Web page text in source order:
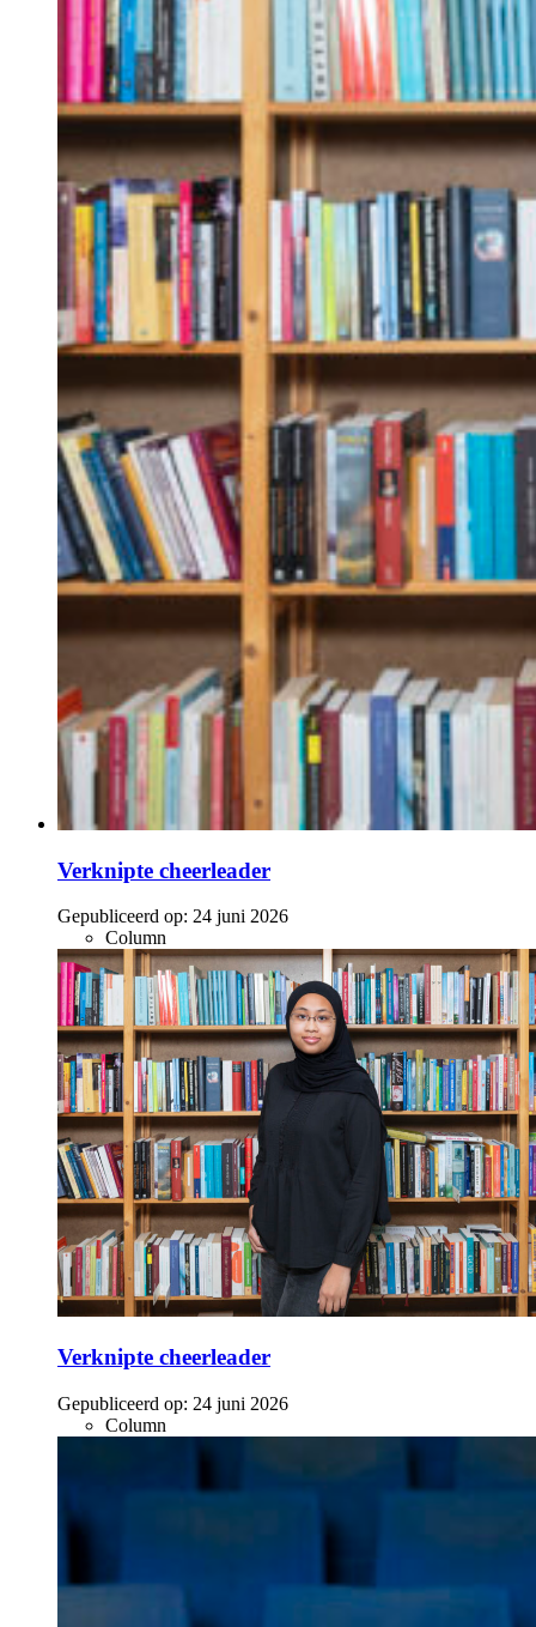
Verknipte cheerleader
Gepubliceerd op: 24 juni 2026
Column
Verknipte cheerleader
Gepubliceerd op: 24 juni 2026
Column